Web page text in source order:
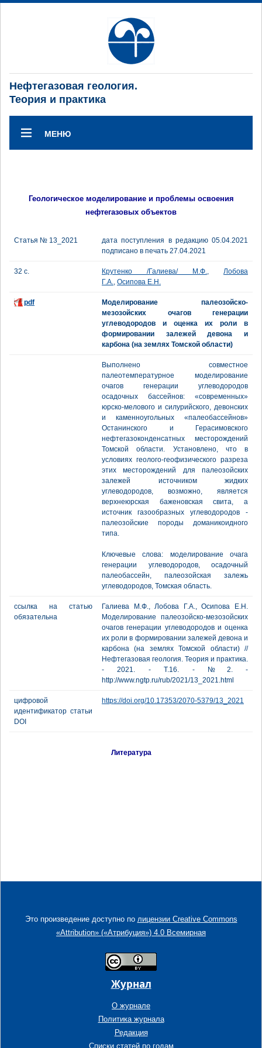
Нефтегазовая геология.
Теория и практика
МЕНЮ
Геологическое моделирование и проблемы освоения
нефтегазовых объектов
Статья № 13_2021
дата поступления в редакцию 05.04.2021
подписано в печать 27.04.2021
32 с. Крутенко /Галиева/ М.Ф., Лобова
Г.А., Осипова Е.Н.
pdf
Моделирование палеозойско-
мезозойских очагов генерации
углеводородов и оценка их роли в
формировании залежей девона и
карбона (на землях Томской области)
Выполнено совместное
палеотемпературное моделирование
очагов генерации углеводородов
осадочных бассейнов: «современных»
юрско-мелового и силурийского, девонских
и каменноугольных «палеобассейнов»
Останинского и Герасимовского
нефтегазоконденсатных месторождений
Томской области. Установлено, что в
условиях геолого-геофизического разреза
этих месторождений для палеозойских
залежей источником жидких
углеводородов, возможно, является
верхнеюрская баженовская свита, а
источник газообразных углеводородов -
палеозойские породы доманикоидного
типа.
Ключевые слова: моделирование очага
генерации углеводородов, осадочный
палеобассейн, палеозойская залежь
углеводородов, Томская область.
ссылка на статью
обязательна
Галиева М.Ф., Лобова Г.А., Осипова Е.Н.
Моделирование палеозойско-мезозойских
очагов генерации углеводородов и оценка
их роли в формировании залежей девона и
карбона (на землях Томской области) //
Нефтегазовая геология. Теория и практика.
- 2021. - Т.16. - №2. -
http://www.ngtp.ru/rub/2021/13_2021.html
цифровой
идентификатор статьи
DOI
https://doi.org/10.17353/2070-5379/13_2021
Литература
Это произведение доступно по лицензии Creative Commons
«Attribution» («Атрибуция») 4.0 Всемирная
Журнал
О журнале
Политика журнала
Редакция
Списки статей по годам